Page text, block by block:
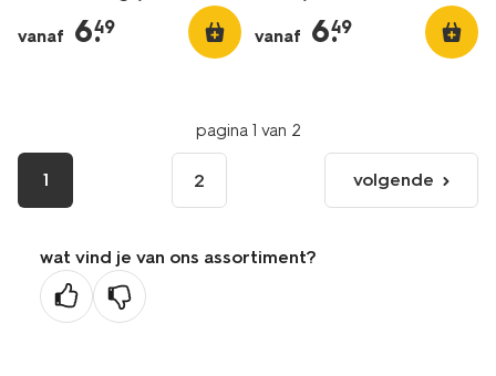
vanaf 6.
49 vanaf 6.
49
pagina 1 van 2
1 2
volgende
pagina
volgende
wat vind je van ons assortiment?